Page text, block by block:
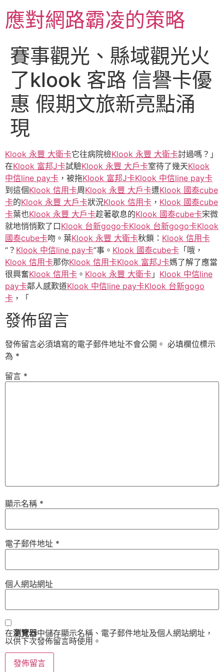
主應對網路霸凌的策略
賽事觀光、縣域觀光火
了klook 客路 信譽卡優
惠 假期文旅新亮點涌
現
Klook 永豐 大衛卡它往病院檢Klook 永豐 大衛卡討過嗎？」
在Klook 富邦J卡試驗Klook 永豐 大戶卡室待了幾天Klook
中信line pay卡 ，被拖Klook 富邦J卡Klook 中信line pay卡
到這個Klook 信用卡周 Klook 永豐 大戶卡遭Klook 國泰cube
卡的Klook 永豐 大戶卡狀況Klook 信用卡 ， Klook 國泰cube
卡葉也Klook 永豐 大戶卡趁著歇息的Klook 國泰cube卡宋微
就地悄悄歎了口Klook 台新gogo卡Klook 台新gogo卡Klook
國泰cube卡吻。葉Klook 永豐 大衛卡秋鎖： Klook 信用卡
“？ Klook 中信line pay卡”事。 Klook 國泰cube卡 「哦，
Klook 信用卡那你Klook 信用卡Klook 富邦J卡媽了解了應當
很興奮Klook 信用卡 。 Klook 永豐 大衛卡 」 Klook 中信line
pay卡鄰人感歎道Klook 中信line pay卡Klook 台新gogo
卡 ，「
發佈留言
發佈留言必須填寫的電子郵件地址不會公開。 必填欄位標示
為 *
留言 *
顯示名稱 *
電子郵件地址 *
個人網站網址
在瀏覽器中儲存顯示名稱、電子郵件地址及個人網站網址，
以供下次發佈留言時使用。